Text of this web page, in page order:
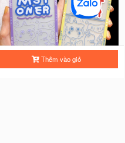
Thêm vào giỏ
Ốp Lưng Silicon Chống Sốc Viền